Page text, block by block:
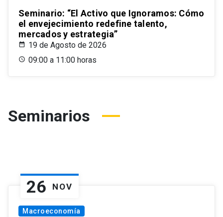
Seminario: “El Activo que Ignoramos: Cómo
el envejecimiento redefine talento,
mercados y estrategia”
19 de Agosto de 2026
09:00 a 11:00 horas
Seminarios
26 NOV
Macroeconomía